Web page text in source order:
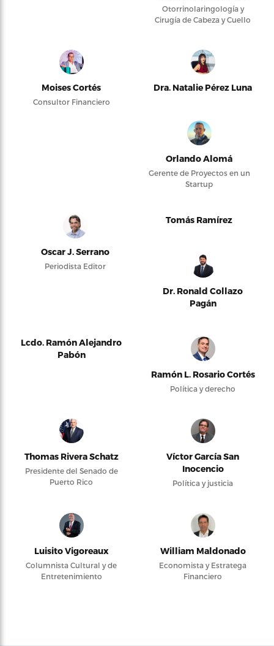
Otorrinolaringología y
Cirugía de Cabeza y Cuello
Moises Cortés
Consultor Financiero
Dra. Natalie Pérez Luna
Orlando Alomá
Gerente de Proyectos en un
Startup
Oscar J. Serrano
Periodista Editor
Tomás Ramírez
Dr. Ronald Collazo
Pagán
Lcdo. Ramón Alejandro
Pabón
Ramón L. Rosario Cortés
Política y derecho
Thomas Rivera Schatz
Presidente del Senado de
Puerto Rico
Víctor García San
Inocencio
Política y justicia
Luisito Vigoreaux
Columnista Cultural y de
Entretenimiento
William Maldonado
Economista y Estratega
Financiero